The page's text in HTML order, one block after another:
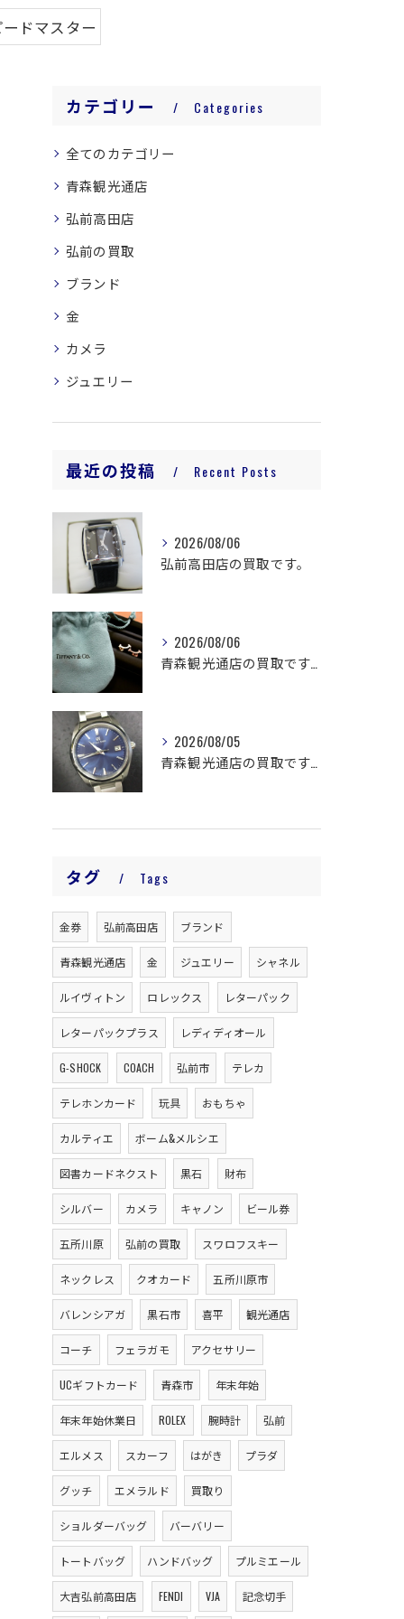
ドマスター
カテゴリー Categories
全てのカテゴリー
青森観光通店
弘前高田店
弘前の買取
ブランド
金
カメラ
ジュエリー
最近の投稿 Recent Posts
2026/08/06
弘前高田店の買取です。
2026/08/06
青森観光通店の買取です。
2026/08/05
青森観光通店の買取です。
タグ Tags
金券 弘前高田店 ブランド
青森観光通店 金 ジュエリー シャネル
ルイヴィトン ロレックス レターパック
レターパックプラス レディディオール
G-SHOCK COACH 弘前市 テレカ
テレホンカード 玩具 おもちゃ
カルティエ ボーム&メルシエ
図書カードネクスト 黒石 財布
シルバー カメラ キャノン ビール券
五所川原 弘前の買取 スワロフスキー
ネックレス クオカード 五所川原市
バレンシアガ 黒石市 喜平 観光通店
コーチ フェラガモ アクセサリー
UCギフトカード 青森市 年末年始
年末年始休業日 ROLEX 腕時計 弘前
エルメス スカーフ はがき プラダ
グッチ エメラルド 買取り
ショルダーバッグ バーバリー
トートバッグ ハンドバッグ プルミエール
大吉弘前高田店 FENDI VJA 記念切手